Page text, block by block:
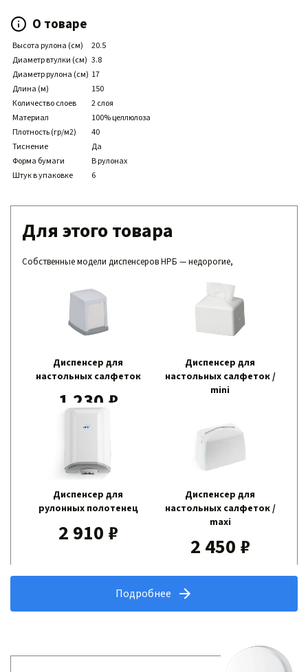
О товаре
Высота рулона (см)
20.5
Диаметр втулки (см) 3.8
Диаметр рулона (см) 17
Длина (м)
150
Количество слоев
2 слоя
Материал
100% целлюлоза
Плотность (гр/м2)
40
Тиснение
Да
Форма бумаги
В рулонах
Штук в упаковке
6
Для этого товара
Собственные модели диспенсеров НРБ — недорогие,
надежные и простые в обслуживании.
Подробнее
Диспенсер для
настольных салфеток
1 230 ₽
Диспенсер для
настольных салфеток /
mini
Диспенсер для
рулонных полотенец
2 910 ₽
Диспенсер для
настольных салфеток /
maxi
2 450 ₽